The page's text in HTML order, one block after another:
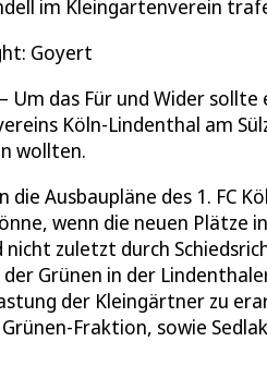
im Kleingartenverein
Goyert
– Um das Für und Wider
Köln-Lindenthal am
wollten.
die Ausbaupläne des 1. FC
wenn die neuen Plätze
nicht zuletzt durch
der Grünen in der
der Kleingärtner zu
Fraktion, sowie